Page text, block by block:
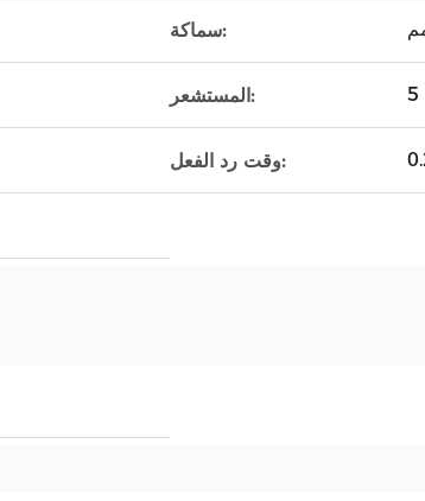
سماكة:
المستشعر:
وقت رد الفعل: